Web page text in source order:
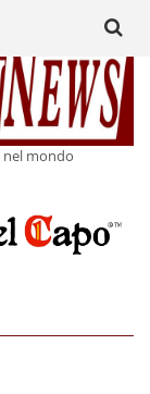
nel mondo
for: